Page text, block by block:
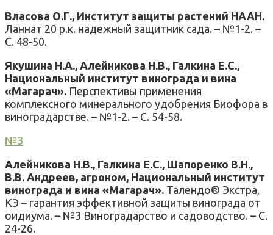
Власова О.Г., Институт защиты растений НААН.
Ланнат 20 р.к. надежный защитник сада. – №1-2. –
С. 48-50.
Якушина Н.А., Алейникова Н.В., Галкина Е.С.,
Национальный институт винограда и вина
«Магарач». Перспективы применения
комплексного минерального удобрения Биофора в
виноградарстве. – №1-2. – С. 54-58.
№3
Алейникова Н.В., Галкина Е.С., Шапоренко В.Н.,
В.В. Андреев, агроном, Национальный институт
винограда и вина «Магарач». Талендо® Экстра,
КЭ – гарантия эффективной защиты винограда от
оидиума. – №3 Виноградарство и садоводство. – С.
24-26.